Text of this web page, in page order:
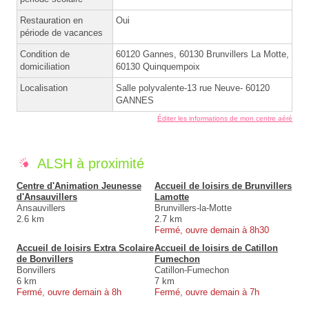
Restauration en
période de vacances
Oui
Condition de
domiciliation
60120 Gannes, 60130 Brunvillers La Motte,
60130 Quinquempoix
Localisation
Salle polyvalente-13 rue Neuve- 60120
GANNES
Éditer les informations de mon centre aéré
ALSH à proximité
Centre d'Animation Jeunesse
d'Ansauvillers
Ansauvillers
2.6 km
Accueil de loisirs de Brunvillers
Lamotte
Brunvillers-la-Motte
2.7 km
Fermé, ouvre demain à 8h30
Accueil de loisirs Extra Scolaire
de Bonvillers
Bonvillers
6 km
Fermé, ouvre demain à 8h
Accueil de loisirs de Catillon
Fumechon
Catillon-Fumechon
7 km
Fermé, ouvre demain à 7h